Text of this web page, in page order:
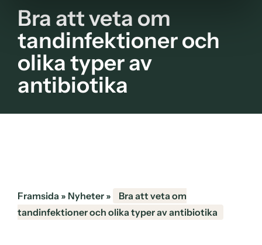
Bra att veta om
tandinfektioner och
olika typer av
antibiotika
Framsida » Nyheter»
Bra att veta om
tandinfektioner och olika typer av antibiotika